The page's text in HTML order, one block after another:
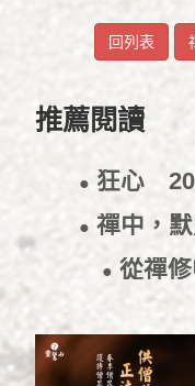
回列表
推薦閱讀
● 狂心
● 禪中，
● 從禪